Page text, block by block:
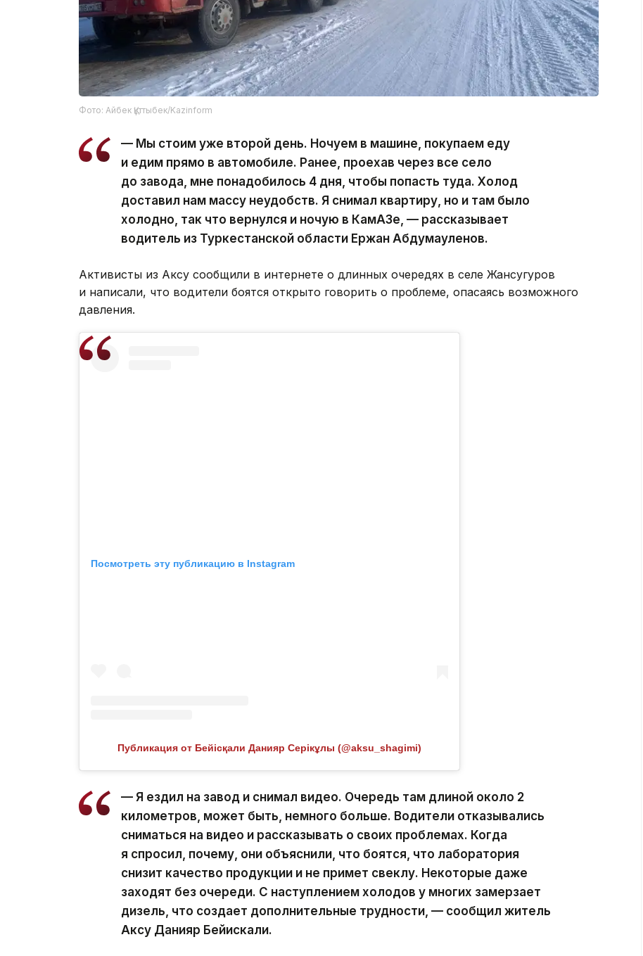
Фото: Айбек Құттыбек/Kazinform
— Мы стоим уже второй день. Ночуем в машине, покупаем еду
и едим прямо в автомобиле. Ранее, проехав через все село
до завода, мне понадобилось 4 дня, чтобы попасть туда. Холод
доставил нам массу неудобств. Я снимал квартиру, но и там было
холодно, так что вернулся и ночую в КамАЗе, — рассказывает
водитель из Туркестанской области Ержан Абдумауленов.
Активисты из Аксу сообщили в интернете о длинных очередях в селе Жансугуров
и написали, что водители боятся открыто говорить о проблеме, опасаясь возможного
давления.
Посмотреть эту публикацию в Instagram
Публикация от Бейісқали Данияр Серікұлы (@aksu_shagimi)
— Я ездил на завод и снимал видео. Очередь там длиной около 2
километров, может быть, немного больше. Водители отказывались
сниматься на видео и рассказывать о своих проблемах. Когда
я спросил, почему, они объяснили, что боятся, что лаборатория
снизит качество продукции и не примет свеклу. Некоторые даже
заходят без очереди. С наступлением холодов у многих замерзает
дизель, что создает дополнительные трудности, — сообщил житель
Аксу Данияр Бейискали.